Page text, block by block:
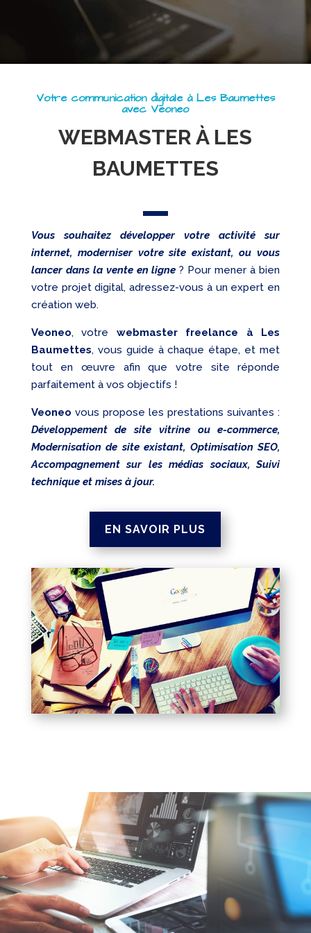
Referencement
Réseaux
sociaux
Votre communication digitale à Les Baumettes
avec Veoneo
WEBMASTER À LES
BAUMETTES
Vous souhaitez développer votre activité sur
internet, moderniser votre site existant, ou vous
lancer dans la vente en ligne ? Pour mener à bien
votre projet digital, adressez-vous à un expert en
création web.
Veoneo, votre webmaster freelance à Les
Baumettes, vous guide à chaque étape, et met
tout en œuvre afin que votre site réponde
parfaitement à vos objectifs !
Veoneo vous propose les prestations suivantes :
Développement de site vitrine ou e-commerce,
Modernisation de site existant, Optimisation SEO,
Accompagnement sur les médias sociaux, Suivi
technique et mises à jour.
EN SAVOIR PLUS